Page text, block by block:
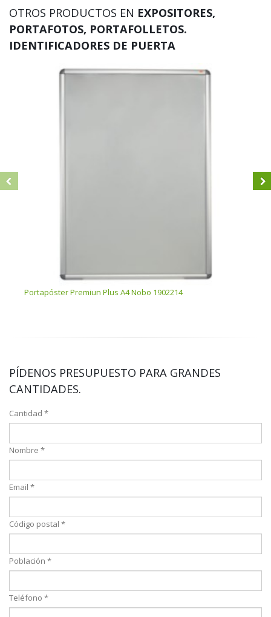
OTROS PRODUCTOS EN EXPOSITORES,
PORTAFOTOS, PORTAFOLLETOS.
IDENTIFICADORES DE PUERTA
Portapóster Premiun Plus A4 Nobo 1902214
PÍDENOS PRESUPUESTO PARA GRANDES
CANTIDADES.
Cantidad *
Nombre *
Email *
Código postal *
Población *
Teléfono *